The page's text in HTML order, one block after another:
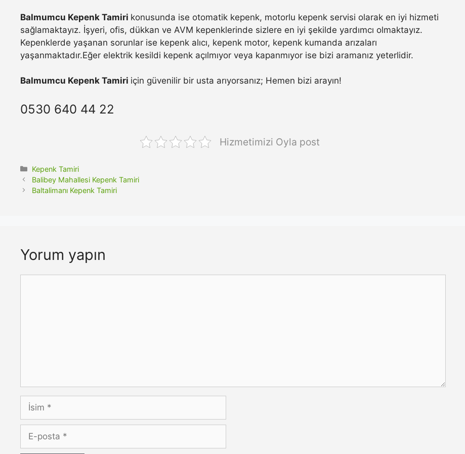
Balmumcu Kepenk Tamiri konusunda ise otomatik kepenk, motorlu kepenk servisi olarak en iyi hizmeti
sağlamaktayız. İşyeri, ofis, dükkan ve AVM kepenklerinde sizlere en iyi şekilde yardımcı olmaktayız.
Kepenklerde yaşanan sorunlar ise kepenk alıcı, kepenk motor, kepenk kumanda arızaları
yaşanmaktadır.Eğer elektrik kesildi kepenk açılmıyor veya kapanmıyor ise bizi aramanız yeterlidir.
Balmumcu Kepenk Tamiri için güvenilir bir usta arıyorsanız; Hemen bizi arayın!
0530 640 44 22
Hizmetimizi Oyla post
Kategoriler
Kepenk Tamiri
Balibey Mahallesi Kepenk Tamiri
Baltalimanı Kepenk Tamiri
Yorum yapın
İsim
posta